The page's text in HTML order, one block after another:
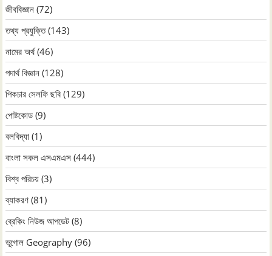
জীববিজ্ঞান (72)
তথ্য প্রযুক্তি(143)
নামের অর্থ(46)
পদার্থ বিজ্ঞান (128)
পিকচার সেলফি ছবি (129)
পোষ্টকোড (9)
বলবিদ্যা (1)
বাংলা সকল এসএমএস (444)
বিশ্ব পরিচয় (3)
ব্যাকরণ (81)
ব্রেকিং নিউজ আপডেট (8)
ভূগোল Geography (96)